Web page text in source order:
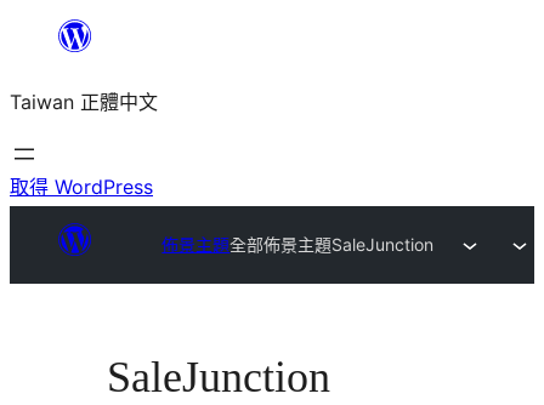
主
要
內
Taiwan 正體中文
取得 WordPress
佈景主題全部佈景主題SaleJunction
SaleJunction